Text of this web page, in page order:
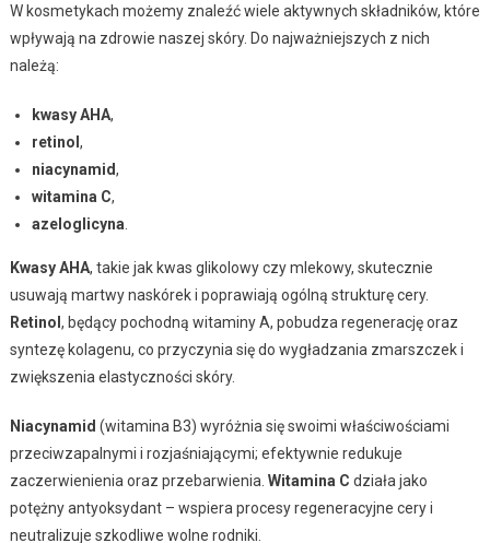
W kosmetykach możemy znaleźć wiele aktywnych składników, które
wpływają na zdrowie naszej skóry. Do najważniejszych z nich
należą:
kwasy AHA,
retinol ,
niacynamid,
witamina C,
azeloglicyna
Kwasy AHA, takie jak kwas glikolowy czy mlekowy, skutecznie
usuwają martwy naskórek i poprawiają ogólną strukturę cery.
Retinol , będący pochodną witaminy A, pobudza regenerację oraz
syntezę kolagenu, co przyczynia się do wygładzania zmarszczek i
zwiększenia elastyczności skóry.
Niacynamid (witamina B3) wyróżnia się swoimi właściwościami
przeciwzapalnymi i rozjaśniającymi; efektywnie redukuje
zaczerwienienia oraz przebarwienia. Witamina C działa jako
potężny antyoksydant – wspiera procesy regeneracyjne cery i
neutralizuje szkodliwe wolne rodniki.